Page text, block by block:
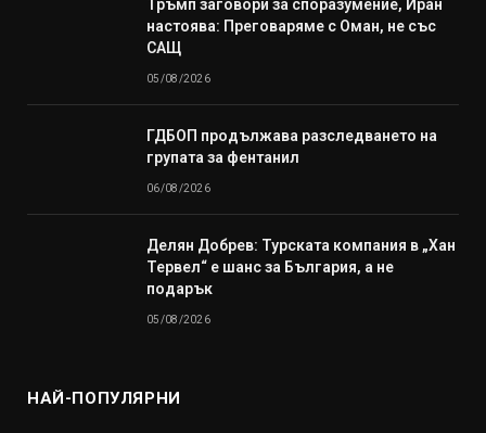
Тръмп заговори за споразумение, Иран
настоява: Преговаряме с Оман, не със
САЩ
05/08/2026
ГДБОП продължава разследването на
групата за фентанил
06/08/2026
Делян Добрев: Турската компания в „Хан
Тервел“ е шанс за България, а не
подарък
05/08/2026
НАЙ-ПОПУЛЯРНИ